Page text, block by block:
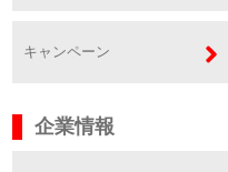
キャンペーン
企業情報